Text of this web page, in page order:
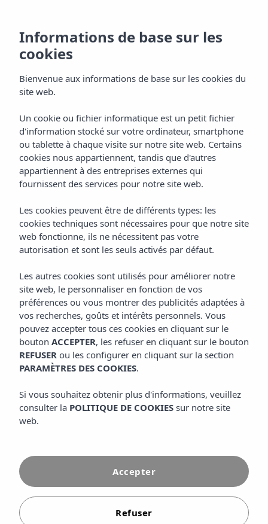
Offres à Insotel
Hotel Group
Accueil Offres
Prenez advantage
de unique
promotions à
profitez plus pour
less
Chez Insotel Hotel Group, vous trouverez une sélection
d'offres conçues pour rendre vos vacances aux Baléares
plus accessibles, flexibles et complètes. Que vous voyagiez
escapade relaxante, nos promotions vous permettent de
profiter en plus de vous sauver la vie. Réserver
supplémentaires pour vos produits.
DÉCOUVREZ-EN DAVANTAGE
Informations de base sur les
cookies
Bienvenue aux informations de base sur les cookies du
site web.
Un cookie ou fichier informatique est un petit fichier
d'information stocké sur votre ordinateur, smartphone
ou tablette à chaque visite sur notre site web. Certains
cookies nous appartiennent, tandis que d'autres
appartiennent à des entreprises externes qui
fournissent des services pour notre site web.
Les cookies peuvent être de différents types: les
cookies techniques sont nécessaires pour que notre site
web fonctionne, ils ne nécessitent pas votre
autorisation et sont les seuls activés par défaut.
Les autres cookies sont utilisés pour améliorer notre
site web, le personnaliser en fonction de vos
préférences ou vous montrer des publicités adaptées à
vos recherches, goûts et intérêts personnels. Vous
pouvez accepter tous ces cookies en cliquant sur le
bouton ACCEPTER, les refuser en cliquant sur le bouton
REFUSER ou les configurer en cliquant sur la section
PARAMÈTRES DES COOKIES.
Si vous souhaitez obtenir plus d'informations, veuillez
consulter la POLITIQUE DE COOKIES sur notre site
web.
Refuser
Accepter